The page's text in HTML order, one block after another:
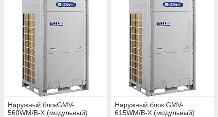
Наружный блокGMV-
560WM/B-X (модульный)
Наружный блок GMV-
615WM/B-X (модульный)